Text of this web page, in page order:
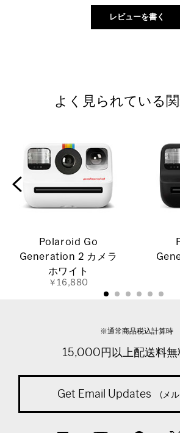
よく見られている
Polaroid Go
Generation 2 カメラ
ホワイト
￥16,880
※通常商品税込計算時
15,000円以上配送料無
Get Email Updates (メル